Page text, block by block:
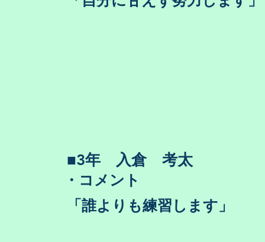
​■3年 入倉 考太
・コメント
​「誰よりも練習します」